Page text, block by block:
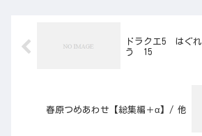
ドラクエ5 はぐ
う 15
春原つめあわせ【総集編＋α】/ 他